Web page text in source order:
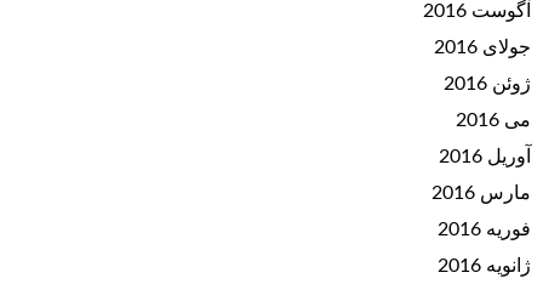
آگوست 2016
جولای 2016
ژوئن 2016
می 2016
آوریل 2016
مارس 2016
فوریه 2016
ژانویه 2016